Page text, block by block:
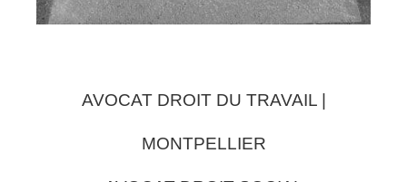
AVOCAT DROIT DU TRAVAIL |
MONTPELLIER